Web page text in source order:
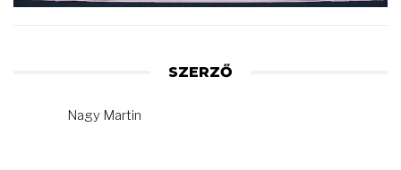
SZERZŐ
Nagy Martin